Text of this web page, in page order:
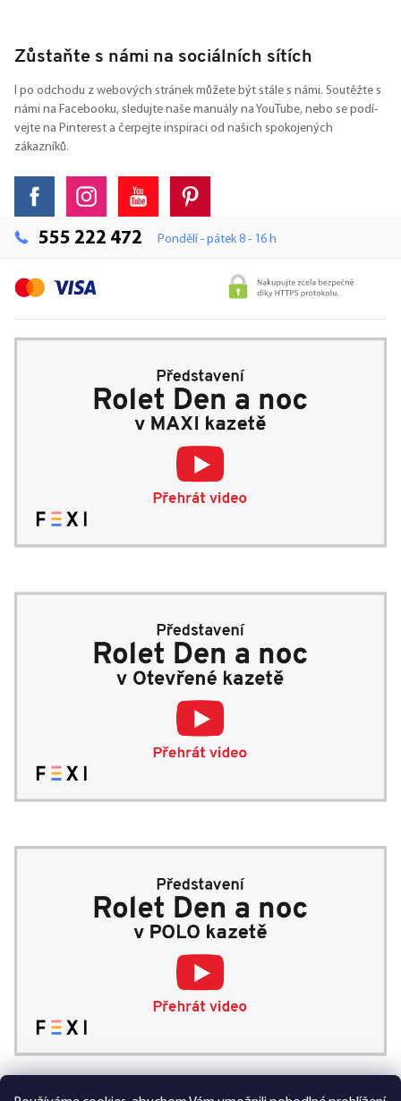
Zůstaňte s námi na sociálních sítích
I po odchodu z webových stránek můžete být stále s námi. Soutěžte s
námi na Facebooku, sledujte naše manuály na YouTube, nebo se podí-
vejte na Pinterest a čerpejte inspiraci od našich spokojených
zákazníků.
555 222 472 Pondělí - pátek 8 - 16 h